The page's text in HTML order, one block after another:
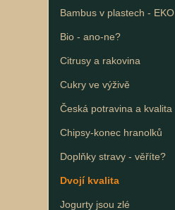
Bambus v plastech - EKO
Bio - ano-ne?
Citrusy a rakovina
Cukry ve výživě
Česká potravina a kvalita
Chipsy-konec hranolků
Doplňky stravy - věříte?
Dvojí kvalita
Jogurty jsou zlé